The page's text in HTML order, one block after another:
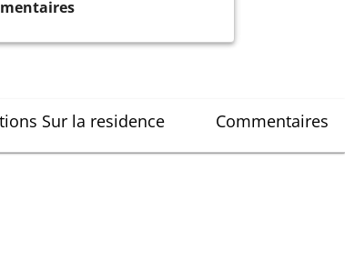
Sur la residence Commentaires